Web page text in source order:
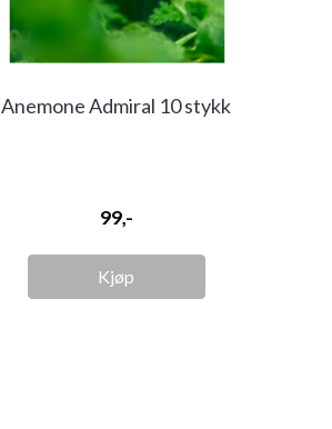
Anemone Admiral 10 stykk
99,-
Kjøp